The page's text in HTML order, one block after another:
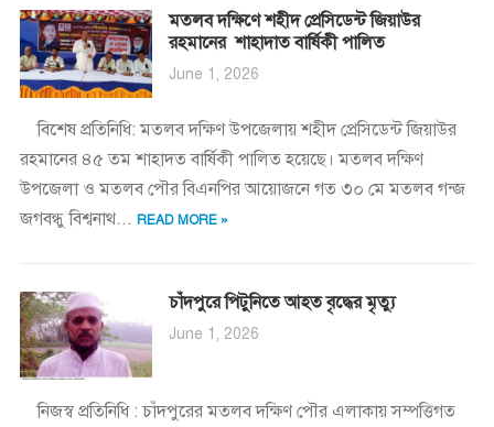
মতলব দক্ষিণে শহীদ প্রেসিডেন্ট জিয়াউর
রহমানের শাহাদাত বার্ষিকী পালিত
June 1, 2026
বিশেষ প্রতিনিধি: মতলব দক্ষিণ উপজেলায় শহীদ প্রেসিডেন্ট জিয়াউর
রহমানের ৪৫ তম শাহাদত বার্ষিকী পালিত হয়েছে। মতলব দক্ষিণ
উপজেলা ও মতলব পৌর বিএনপির আয়োজনে গত ৩০ মে মতলব গন্জ
জগবন্ধু বিশ্বনাথ... READ MORE »
চাঁদপুরে পিটুনিতে আহত বৃদ্ধের মৃত্যু
June 1, 2026
নিজস্ব প্রতিনিধি : চাঁদপুরের মতলব দক্ষিণ পৌর এলাকায় সম্পত্তিগত